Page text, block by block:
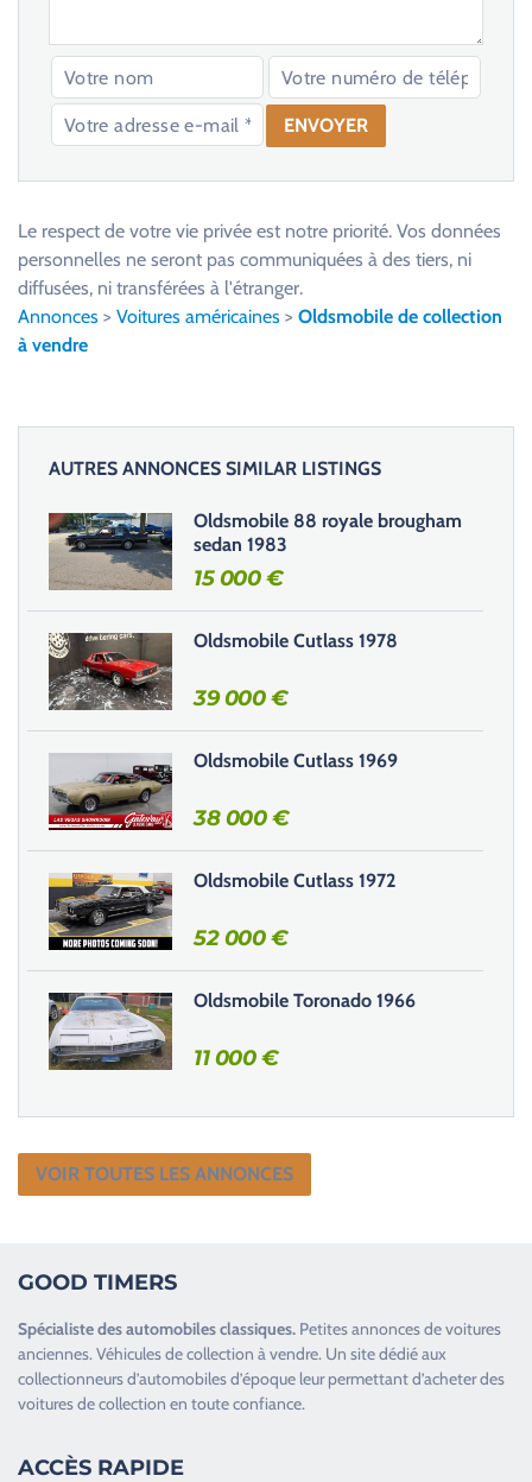
s
e
c
e
c
h
a
m
v
i
d
e
.
Le respect de votre vie privée est notre priorité. Vos données
personnelles ne seront pas communiquées à des tiers, ni
diffusées, ni transférées à l'étranger.
Annonces > Voitures américaines > Oldsmobile de collection
à vendre
AUTRES ANNONCES SIMILAR LISTINGS
Oldsmobile 88 royale brougham
sedan 1983
15 000€
Oldsmobile Cutlass 1978
39 000€
Oldsmobile Cutlass 1969
38 000€
Oldsmobile Cutlass 1972
52 000€
Oldsmobile Toronado 1966
11 000€
VOIR TOUTES LES ANNONCES
GOOD TIMERS
Spécialiste desautomobiles classiques. Petites annonces devoitures
anciennes.Véhicules de collection à vendre. Un site dédié aux
collectionneurs d’automobiles d’époque leur permettant d’acheter des
voitures de collection en toute confiance.
ACCÈS RAPIDE